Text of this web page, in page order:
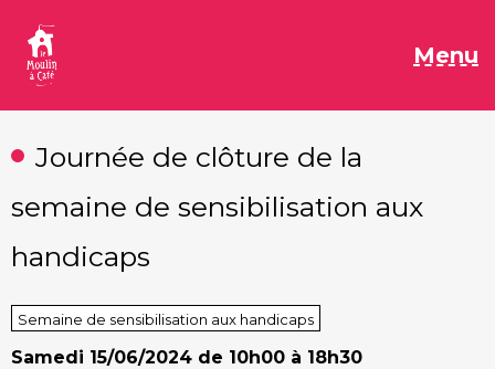
contenu
Menu
Journée de clôture de la
semaine de sensibilisation aux
handicaps
Semaine de sensibilisation aux handicaps
Samedi 15/06/2024 de 10h00 à 18h30